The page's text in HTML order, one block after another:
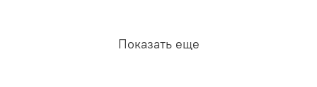
Показать еще